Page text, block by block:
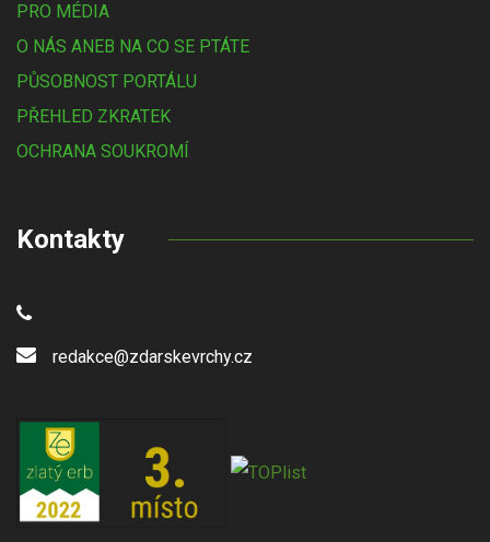
PRO MÉDIA
O NÁS ANEB NA CO SE PTÁTE
PŮSOBNOST PORTÁLU
PŘEHLED ZKRATEK
OCHRANA SOUKROMÍ
Kontakty
redakce@zdarskevrchy.cz